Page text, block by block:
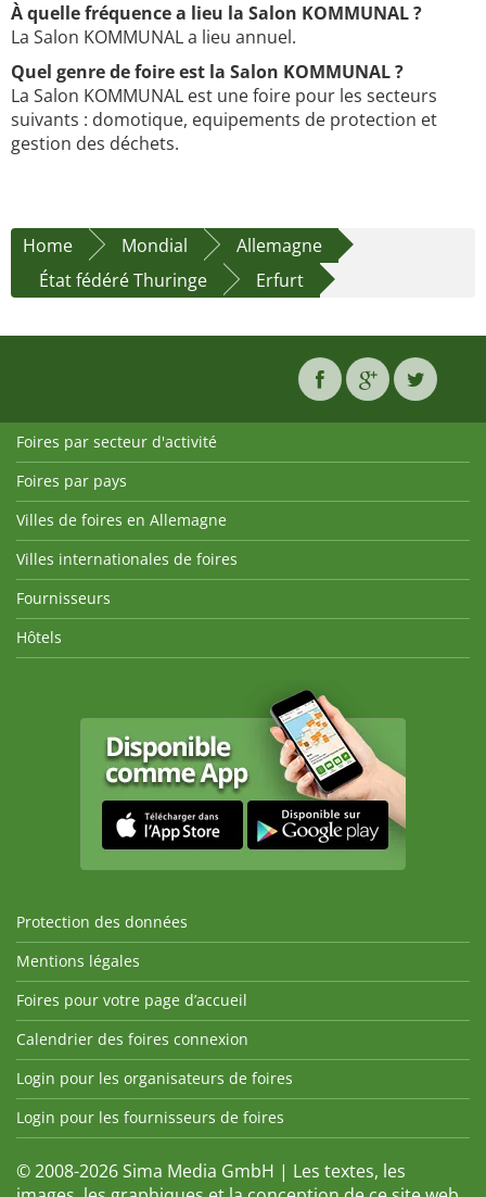
À quelle fréquence a lieu la Salon KOMMUNAL ?
La Salon KOMMUNAL a lieu annuel.
Quel genre de foire est la Salon KOMMUNAL ?
La Salon KOMMUNAL est une foire pour les secteurs
suivants : domotique, equipements de protection et
gestion des déchets.
Home Mondial
Allemagne
État fédéré Thuringe
Erfurt
Foires par secteur d'activité
Foires par pays
Villes de foires en Allemagne
Villes internationales de foires
Fournisseurs
Hôtels
Protection des données
Mentions légales
Foires pour votre page d’accueil
Calendrier des foires connexion
Login pour les organisateurs de foires
Login pour les fournisseurs de foires
© 2008-2026 Sima Media GmbH | Les textes, les